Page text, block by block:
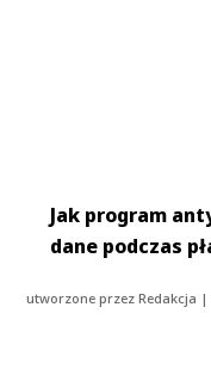
Jak program
dane podczas
utworzone przezRedakcja